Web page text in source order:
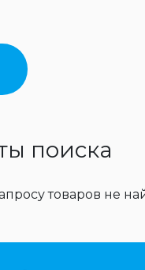
поиска
товаров не